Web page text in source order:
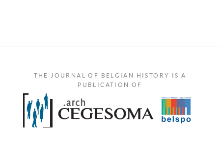
THE JOURNAL OF BELGIAN HISTORY IS A
PUBLICATION OF